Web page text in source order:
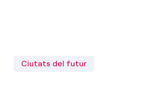
Ciutats del futur